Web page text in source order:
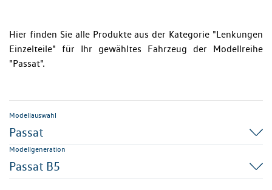
Hier finden Sie alle Produkte aus der Kategorie "Lenkungen
Einzelteile" für Ihr gewähltes Fahrzeug der Modellreihe
"Passat".
Modellauswahl
Passat
Modellgeneration
Passat B5